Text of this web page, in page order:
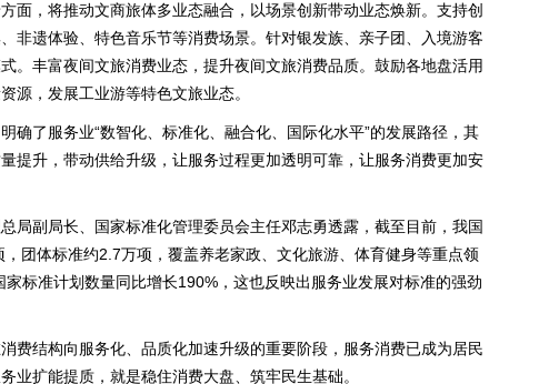
面，将推动文商旅体多业态融合，以场景创新带动业态焕新。支持创
非遗体验、特色音乐节等消费场景。针对银发族、亲子团、入境游客
。丰富夜间文旅消费业态，提升夜间文旅消费品质。鼓励各地盘活用
源，发展工业游等特色文旅业态。
确了服务业“数智化、标准化、融合化、国际化水平”的发展路径，其
提升，带动供给升级，让服务过程更加透明可靠，让服务消费更加安
局副局长、国家标准化管理委员会主任邓志勇透露，截至目前，我国
团体标准约2.7万项，覆盖养老家政、文化旅游、体育健身等重点领
家标准计划数量同比增长190%，这也反映出服务业发展对标准的强劲
费结构向服务化、品质化加速升级的重要阶段，服务消费已成为居民
业扩能提质，就是稳住消费大盘、筑牢民生基础。